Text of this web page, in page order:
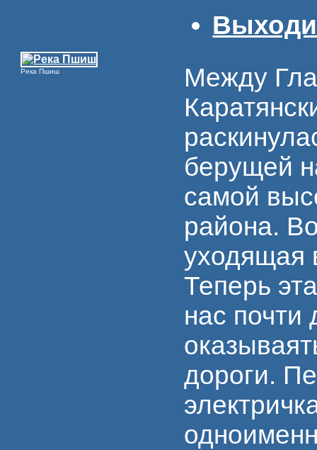
Река Пшиш
Между
берущей
самой
района.
уходящая
Теперь
нас почти
дороги.